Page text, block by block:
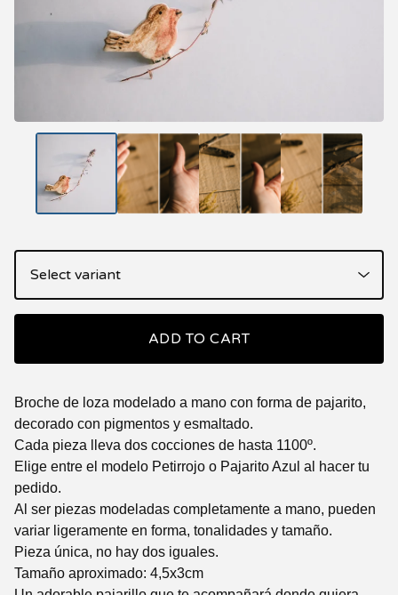
ADD TO CART
Broche de loza modelado a mano con forma de pajarito,
decorado con pigmentos y esmaltado.
Cada pieza lleva dos cocciones de hasta 1100º.
Elige entre el modelo Petirrojo o Pajarito Azul al hacer tu
pedido.
Al ser piezas modeladas completamente a mano, pueden
variar ligeramente en forma, tonalidades y tamaño.
Pieza única, no hay dos iguales.
Tamaño aproximado: 4,5x3cm